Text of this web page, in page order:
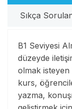
Sıkça
B1 Seviyesi
düzeyde
olmak isteyen
kurs,
yazma,